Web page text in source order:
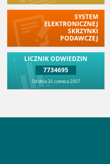
SYSTEM
ELEKTRONICZNEJ
SKRZYNKI
PODAWCZEJ
LICZNIK ODWIEDZIN
7734695
Od dnia 26 czerwca 2007